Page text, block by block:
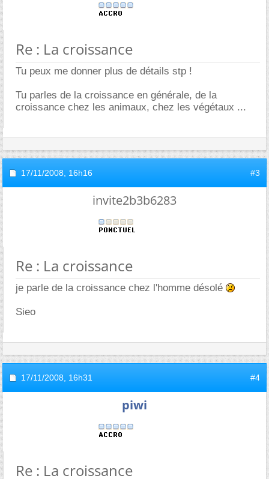
Re : La croissance
Tu peux me donner plus de détails stp !
Tu parles de la croissance en générale, de la
croissance chez les animaux, chez les végétaux ...
17/11/2008, 16h16 #3
invite2b3b6283
Re : La croissance
je parle de la croissance chez l'homme désolé
Sieo
17/11/2008, 16h31 #4
piwi
Re : La croissance